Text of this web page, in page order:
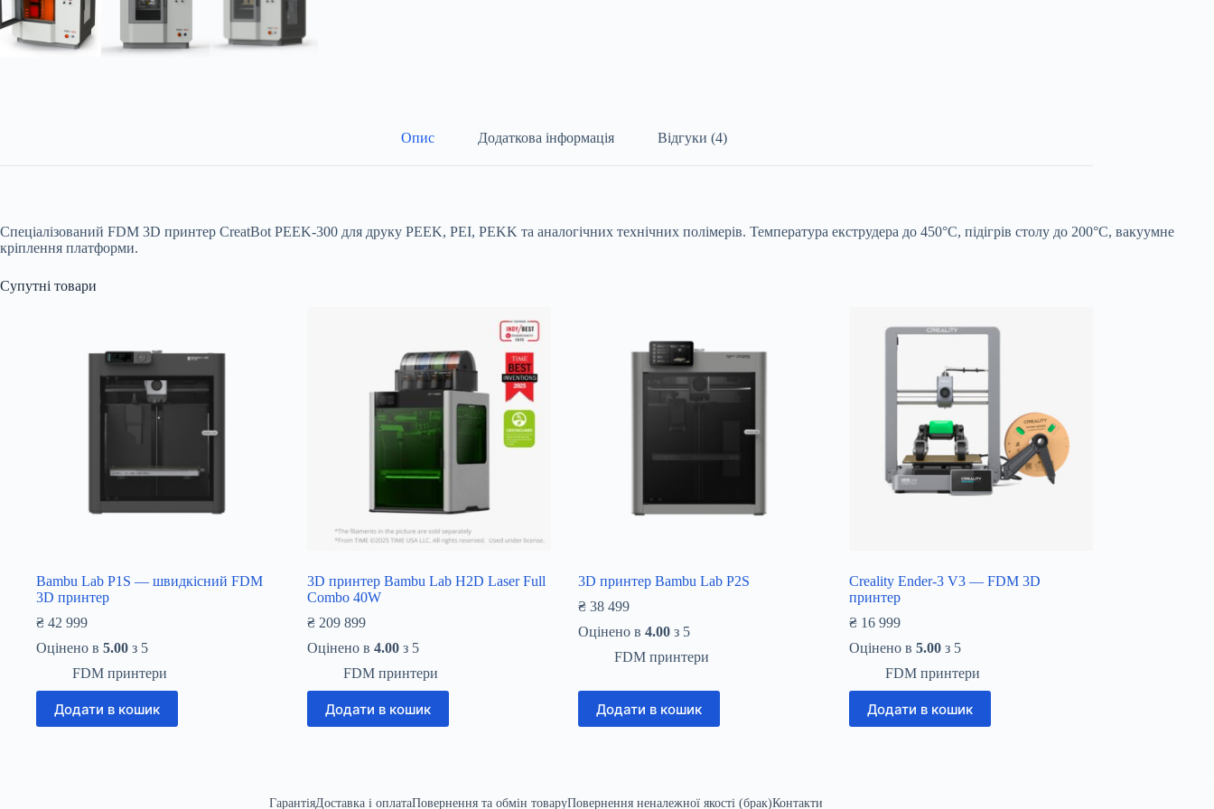
Опис Додаткова інформація Відгуки (4)
Спеціалізований FDM 3D принтер CreatBot PEEK-300 для друку PEEK, PEI, PEKK та аналогічних технічних полімерів. Температура екструдера до 450°C, підігрів столу до 200°C, вакуумне
кріплення платформи.
Супутні товари
Bambu Lab P1S — швидкісний FDM
3D принтер
₴ 42 999
Оцінено в 5.00 з 5
FDM принтери
Додати в кошик
3D принтер Bambu Lab H2D Laser Full
Combo 40W
₴209 899
Оцінено в 4.00з 5
FDM принтери
Додати в кошик
3D принтер Bambu Lab P2S
₴38 499
Оцінено в 4.00з 5
FDM принтери
Додати в кошик
Creality Ender-3 V3 — FDM 3D
принтер
₴16 999
Оцінено в 5.00з 5
FDM принтери
Додати в кошик
ГарантіяДоставка і оплатаПовернення та обмін товаруПовернення неналежної якості (брак)Контакти